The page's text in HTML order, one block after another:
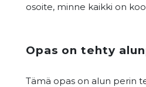
osoite, minne kaikki on
Opas on tehty
Tämä opas on alun perin